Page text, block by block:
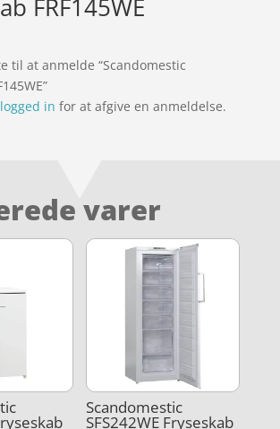
FRF145WE
til at anmelde “Scandomestic
logged in for at afgive en anmeldelse.
varer
Scandomestic
SFS242WE Fryseskab